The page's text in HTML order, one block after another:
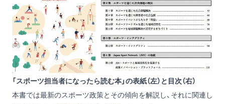
「スポーツ担当者になったら読む本」の表紙（左）と目次（右）
本書では最新のスポーツ政策とその傾向を解説し、それに関連し